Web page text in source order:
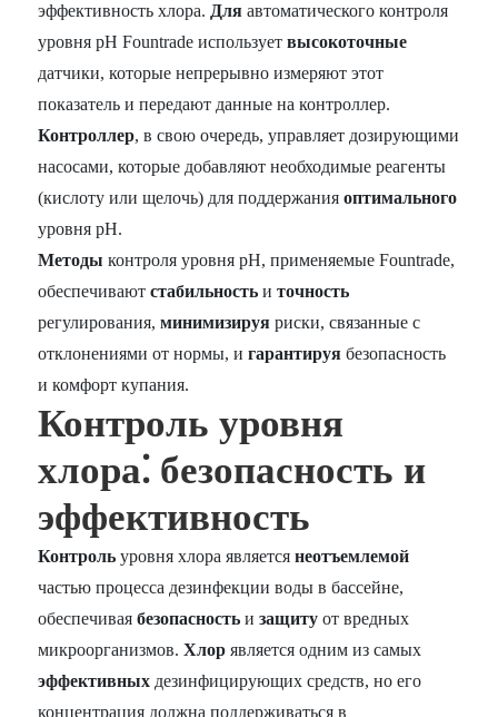
эффективность хлора. Для автоматического контроля
уровня pH Fountrade используетвысокоточные
датчики, которые непрерывно измеряют этот
показатель и передают данные на контроллер.
Контроллер, в свою очередь, управляет дозирующими
насосами, которые добавляют необходимые реагенты
(кислоту или щелочь) для поддержанияоптимального
уровня pH.
Методы контроля уровня pH, применяемые Fountrade,
обеспечиваютстабильность иточность
регулирования,минимизируя риски, связанные с
отклонениями от нормы, игарантируя безопасность
и комфорт купания.
Контроль уровня
хлора⁚ безопасность и
эффективность
Контроль уровня хлора являетсянеотъемлемой
частью процесса дезинфекции воды в бассейне,
обеспечиваябезопасность изащиту от вредных
микроорганизмов.Хлор является одним из самых
эффективных дезинфицирующих средств, но его
концентрация должна поддерживаться в